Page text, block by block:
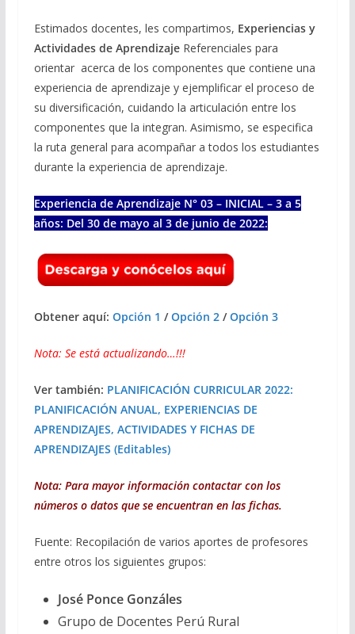
Estimados docentes, les compartimos, Experiencias y
Actividades de AprendizajeReferenciales para
orientar acerca de los componentes que contiene una
experiencia de aprendizaje y ejemplificar el proceso de
su diversificación, cuidando la articulación entre los
componentes que la integran. Asimismo, se especifica
la ruta general para acompañar a todos los estudiantes
durante la experiencia de aprendizaje.
Experiencia de Aprendizaje N° 03 – INICIAL – 3 a 5
años: Del 30 de mayo al 3 de junio de 2022:
Obtener aquí: Opción 1 /Opción 2/Opción 3
Nota: Se está actualizando…!!!
Ver también: PLANIFICACIÓN CURRICULAR 2022:
PLANIFICACIÓN ANUAL, EXPERIENCIAS DE
APRENDIZAJES, ACTIVIDADES Y FICHAS DE
APRENDIZAJES (Editables)
Nota: Para mayor información contactar con los
números o datos que se encuentran en las fichas.
Fuente: Recopilación de varios aportes de profesores
entre otros los siguientes grupos:
José Ponce Gonzáles
Grupo de Docentes Perú Rural